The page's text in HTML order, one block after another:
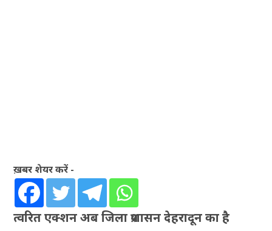
ख़बर शेयर करें -
त्वरित एक्शन अब जिला प्रशासन देहरादून का है